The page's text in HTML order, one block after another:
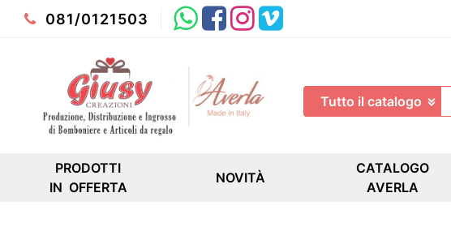
081/0121503 Whatsapp
FacebookInstagram
Youtube
PRODOTTI
IN OFFERTA
NOVITÀ
CATALOGO
AVERLA